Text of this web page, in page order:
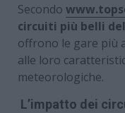
Secondo
circuiti più belli
offrono le gare più
alle loro
meteorologiche.
L’impatto dei